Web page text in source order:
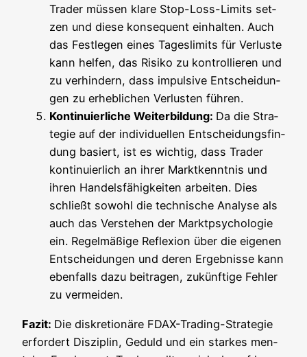
Trader müs­sen kla­re Stop-Loss-Limits set­
zen und die­se kon­se­quent ein­hal­ten. Auch
das Fest­le­gen eines Tages­li­mits für Ver­lus­te
kann hel­fen, das Risi­ko zu kon­trol­lie­ren und
zu ver­hin­dern, dass impul­si­ve Ent­schei­dun­
gen zu erheb­li­chen Ver­lus­ten führen.
Kon­ti­nu­ier­li­che Wei­ter­bil­dung: Da die Stra­
te­gie auf der indi­vi­du­el­len Ent­schei­dungs­fin­
dung basiert, ist es wich­tig, dass Trader
kon­ti­nu­ier­lich an ihrer Markt­kennt­nis und
ihren Han­dels­fä­hig­kei­ten arbei­ten. Dies
schließt sowohl die tech­ni­sche Ana­ly­se als
auch das Ver­ste­hen der Markt­psy­cho­lo­gie
ein. Regel­mä­ßi­ge Refle­xi­on über die eige­nen
Ent­schei­dun­gen und deren Ergeb­nis­se kann
eben­falls dazu bei­tra­gen, zukünf­ti­ge Feh­ler
zu vermeiden.
Fazit: Die dis­kre­tio­nä­re FDAX-Tra­ding-Stra­te­gie
erfor­dert Dis­zi­plin, Geduld und ein star­kes men­